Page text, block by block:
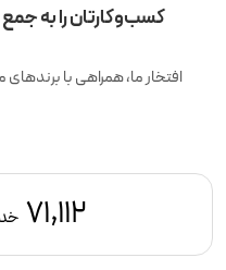
کسب‌وکارتان را به
افتخار ما، همراهی با
71,112